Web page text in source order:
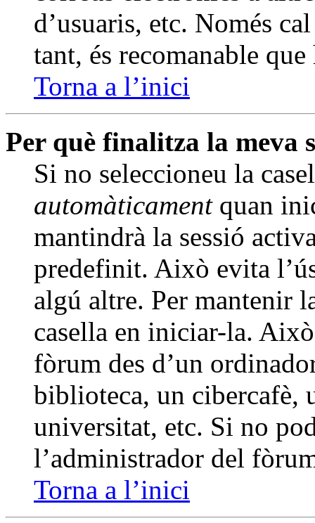
d’usuaris, etc. Només
tant, és recomanable
Torna a l’inici
Per què finalitza la meva
Si no seleccioneu la
automàticamentquan
mantindrà la sessió
predefinit. Això evita
algú altre. Per mantenir
casella en iniciar-la.
fòrum des d’un
biblioteca, un cibercafè,
universitat, etc. Si no
l’administrador del
Torna a l’inici